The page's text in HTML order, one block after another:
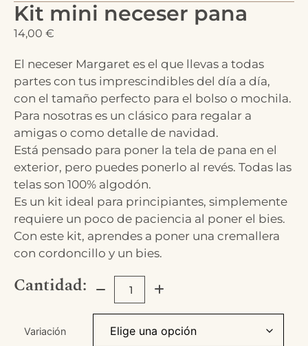
Kit mini neceser pana
14,00 €
El neceser Margaret es el que llevas a todas
partes con tus imprescindibles del día a día,
con el tamaño perfecto para el bolso o mochila.
Para nosotras es un clásico para regalar a
amigas o como detalle de navidad.
Está pensado para poner la tela de pana en el
exterior, pero puedes ponerlo al revés. Todas las
telas son 100% algodón.
Es un kit ideal para principiantes, simplemente
requiere un poco de paciencia al poner el bies.
Con este kit, aprendes a poner una cremallera
con cordoncillo y un bies.
Cantidad:
Variación